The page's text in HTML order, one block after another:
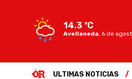
14.3 ºC
Avellaneda, 6 de
ULTIMAS NOTICIAS